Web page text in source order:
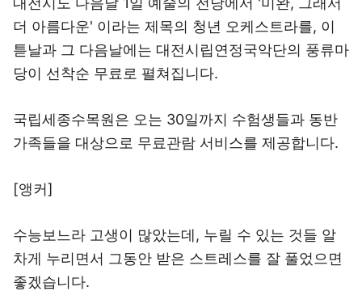
더 아름다운' 이라는 제목의 청년 오케스트라를, 이
튿날과 그 다음날에는 대전시립연정국악단의 풍류마
당이 선착순 무료로 펼쳐집니다.
국립세종수목원은 오는 30일까지 수험생들과 동반
가족들을 대상으로 무료관람 서비스를 제공합니다.
[앵커]
수능보느라 고생이 많았는데, 누릴 수 있는 것들 알
차게 누리면서 그동안 받은 스트레스를 잘 풀었으면
좋겠습니다.